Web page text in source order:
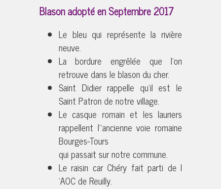
Blason adopté en Septembre 2017
Le bleu qui représente la rivière
neuve.
La bordure engrêlée que l‘on
retrouve dans le blason du cher.
Saint Didier rappelle qu'il est le
Saint Patron de notre village.
Le casque romain et les lauriers
rappellent l'‘ancienne voie romaine
Bourges-Tours
qui passait sur notre commune.
Le raisin car Chéry fait parti de l
‘AOC de Reuilly.